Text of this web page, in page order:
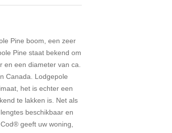
Pine boom, een zeer
Pine staat bekend om
een diameter van ca.
Canada. Lodgepole
het is echter een
te lakken is. Net als
beschikbaar en
geeft uw woning,